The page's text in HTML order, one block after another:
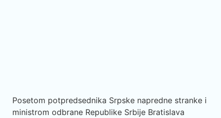
Posetom potpredsednika Srpske napredne stranke i
ministrom odbrane Republike Srbije Bratislava